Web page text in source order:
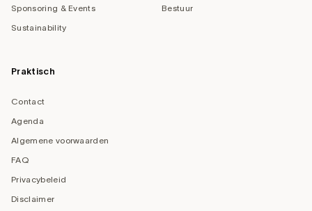
Sponsoring & Events
Sustainability
Bestuur
Praktisch
Contact
Agenda
Algemene voorwaarden
FAQ
Privacybeleid
Disclaimer